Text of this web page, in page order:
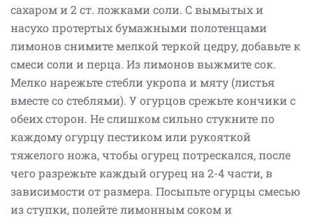
сахаром и 2 ст. ложками соли. С вымытых и
насухо протертых бумажными полотенцами
лимонов снимите мелкой теркой цедру, добавьте к
смеси соли и перца. Из лимонов выжмите сок.
Мелко нарежьте стебли укропа и мяту (листья
вместе со стеблями). У огурцов срежьте кончики с
обеих сторон. Не слишком сильно стукните по
каждому огурцу пестиком или рукояткой
тяжелого ножа, чтобы огурец потрескался, после
чего разрежьте каждый огурец на 2-4 части, в
зависимости от размера. Посыпьте огурцы смесью
из ступки, полейте лимонным соком и